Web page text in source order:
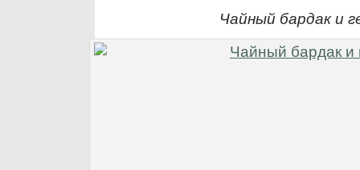
Чайный бардак и